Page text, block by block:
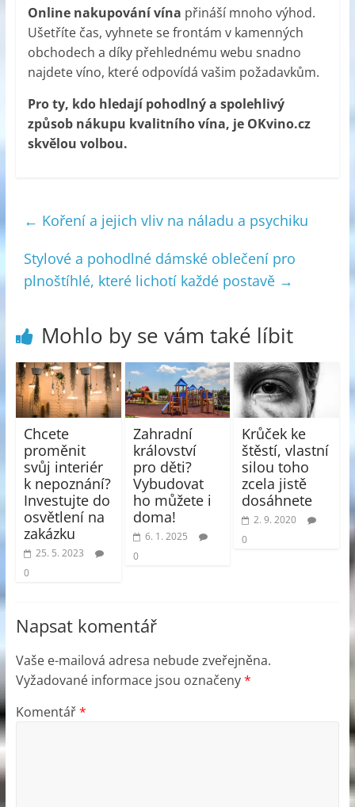
Online nakupování vína přináší mnoho výhod.
Ušetříte čas, vyhnete se frontám v kamenných
obchodech a díky přehlednému webu snadno
najdete víno, které odpovídá vašim požadavkům.
Pro ty, kdo hledají pohodlný a spolehlivý
způsob nákupu kvalitního vína, je OKvino.cz
skvělou volbou.
← Koření a jejich vliv na náladu a psychiku
Stylové a pohodlné dámské oblečení pro
plnoštíhlé, které lichotí každé postavě →
Mohlo by se vám také líbit
Chcete
proměnit
svůj interiér
k nepoznání?
Investujte do
osvětlení na
zakázku
25. 5. 2023
0
Zahradní
království
pro děti?
Vybudovat
ho můžete i
doma!
6. 1. 2025
0
Krůček ke
štěstí, vlastní
silou toho
zcela jistě
dosáhnete
2. 9. 2020
0
Napsat komentář
Vaše e-mailová adresa nebude zveřejněna.
Vyžadované informace jsou označeny*
Komentář*